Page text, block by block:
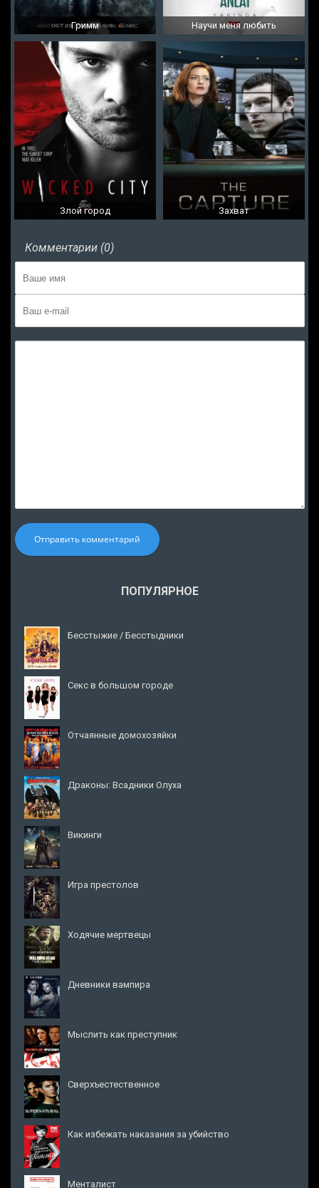
Гримм Научи меня любить
Злой город Захват
Комментарии (0)
Отправить комментарий
ПОПУЛЯРНОЕ
Бесстыжие / Бесстыдники
Секс в большом городе
Отчаянные домохозяйки
Драконы: Всадники Олуха
Викинги
Игра престолов
Ходячие мертвецы
Дневники вампира
Мыслить как преступник
Сверхъестественное
Как избежать наказания за убийство
Менталист